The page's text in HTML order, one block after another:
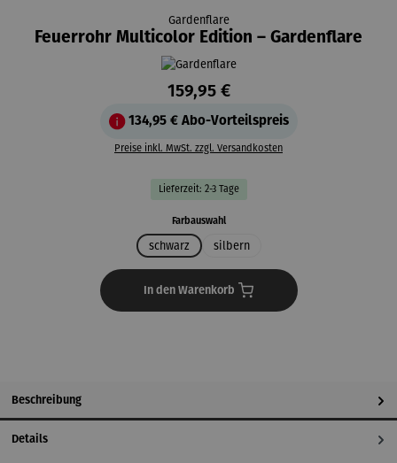
Gardenflare
Feuerrohr Multicolor Edition – Gardenflare
159,95 €
134,95 € Abo-Vorteilspreis
Preise inkl. MwSt. zzgl. Versandkosten
Lieferzeit: 2-3 Tage
Farbauswahlauswählen
schwarz silbern
In den Warenkorb
Beschreibung
Details